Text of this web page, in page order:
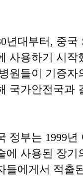
년대부터, 중
사용하기 시작
원들이 기증자
국가안전국과
정부는 1999
에 사용된 장기
들에게서 적출